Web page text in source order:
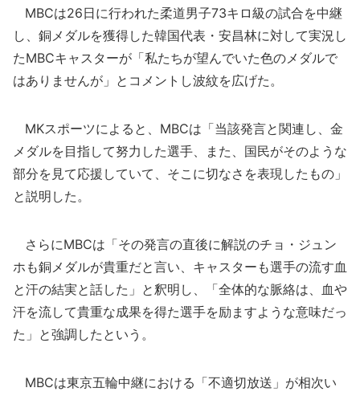
MBCは26日に行われた柔道男子73キロ級の試合を中継
し、銅メダルを獲得した韓国代表・安昌林に対して実況し
たMBCキャスターが「私たちが望んでいた色のメダルで
はありませんが」とコメントし波紋を広げた。
MKスポーツによると、MBCは「当該発言と関連し、金
メダルを目指して努力した選手、また、国民がそのような
部分を見て応援していて、そこに切なさを表現したもの」
と説明した。
さらにMBCは「その発言の直後に解説のチョ・ジュン
ホも銅メダルが貴重だと言い、キャスターも選手の流す血
と汗の結実と話した」と釈明し、「全体的な脈絡は、血や
汗を流して貴重な成果を得た選手を励ますような意味だっ
た」と強調したという。
MBCは東京五輪中継における「不適切放送」が相次い